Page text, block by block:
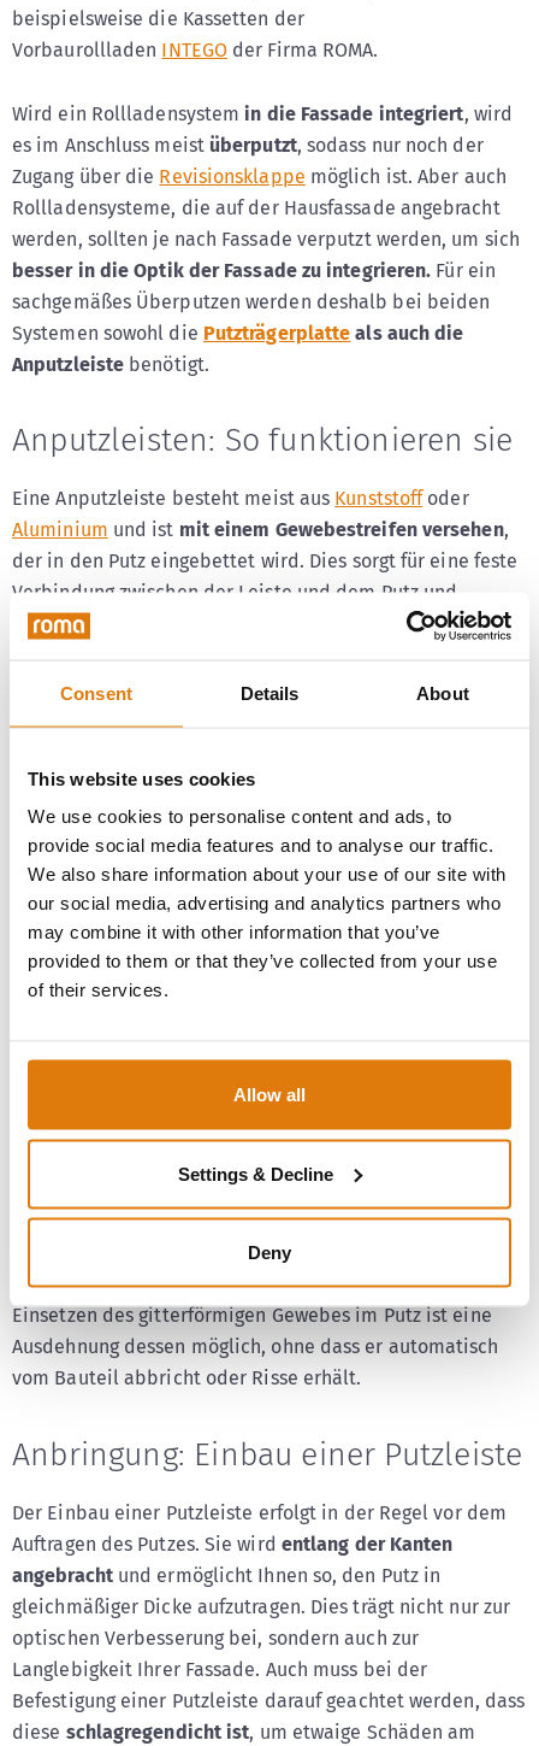
Consent Details About
This website uses cookies
We use cookies to personalise content and ads, to
provide social media features and to analyse our traffic.
We also share information about your use of our site with
our social media, advertising and analytics partners who
may combine it with other information that you’ve
provided to them or that they’ve collected from your use
of their services.
Allow all
Settings & Decline
Deny
beispielsweise die Kassetten der
Vorbaurollladen INTEGO der Firma ROMA.
Wird ein Rollladensystemin die Fassade integriert, wird
es im Anschluss meist überputzt, sodass nur noch der
Zugang über die Revisionsklappe möglich ist. Aber auch
Rollladensysteme, die auf der Hausfassade angebracht
werden, sollten je nach Fassade verputzt werden, um sich
besser in die Optik der Fassade zu integrieren. Für ein
sachgemäßes Überputzen werden deshalb bei beiden
Systemen sowohl die Putzträgerplatte als auch die
Anputzleiste benötigt.
Anputzleisten: So funktionieren sie
Eine Anputzleiste besteht meist aus Kunststoffoder
Aluminium und ist mit einem Gewebestreifen versehen,
der in den Putz eingebettet wird. Dies sorgt für eine feste
Verbindung zwischen der Leiste und dem Putz und
wiederum zwischen dem Rollladenkasten und dem Putz.
Neben Anputzleisten für Rollladen gibt es auch
einen glatten Übergang zwischen Fenster und Rahmen zu
ermöglichen.
Während die Putzträgerplatte aufgeraden Flächen zum
Einsatzkommt, benötigen Sie dieAnputzleiste für die
Ecken und Kanten, damit derPutz auch an den Schrägen
hältund nicht abfällt. An ihnen befindet sich ebenfalls
eine Art gitterförmiges Gewebe
Dichtungselemente, die das Eindringen von Feuchtigkeit
verhindern und somit den Schutz der angrenzenden
Bauteile erhöhen.
Eine Anputzleiste ist nicht nur dafür da, dass der Putz an
allen Oberflächen angebracht werden kann, sondern sorgt
auch dafür, dass der Putz nach der Anbringung
bestmöglicher Qualität haften bleibt. Durch das
Einsetzen des gitterförmigen Gewebes im Putz ist eine
Ausdehnung dessen möglich, ohne dass er automatisch
vom Bauteil abbricht oder Risse erhält.
Anbringung: Einbau einer Putzleiste
Der Einbau einer Putzleiste erfolgt in der Regel vor dem
Auftragen des Putzes. Sie wird entlang der Kanten
angebrachtund ermöglicht Ihnen so, den Putz in
gleichmäßiger Dicke aufzutragen. Dies trägt nicht nur zur
optischen Verbesserung bei, sondern auch zur
Langlebigkeit Ihrer Fassade. Auch muss bei der
Befestigung einer Putzleiste darauf geachtet werden, dass
diese schlagregendicht ist, um etwaige Schäden am